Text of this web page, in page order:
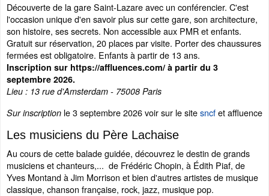
Découverte de la gare Saint-Lazare avec un conférencier. C'est
l'occasion unique d'en savoir plus sur cette gare, son architecture,
son histoire, ses secrets. Non accessible aux PMR et enfants.
Gratuit sur réservation, 20 places par visite. Porter des chaussures
fermées est obligatoire. Enfants à partir de 13 ans.
Inscription sur https://affluences.com/ à partir du 3
septembre 2026.
Lieu : 13 rue d'Amsterdam - 75008 Paris
Sur inscription le 3 septembre 2026 voir sur le sitesncfet affluence
Les musiciens du Père Lachaise
Au cours de cette balade guidée, découvrez le destin de grands
musiciens et chanteurs,... de Frédéric Chopin, à Édith Piaf, de
Yves Montand à Jim Morrison et bien d'autres artistes de musique
classique, chanson française, rock, jazz, musique pop.